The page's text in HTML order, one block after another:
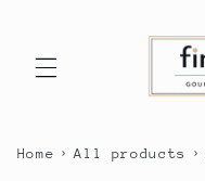
Home › All products ›